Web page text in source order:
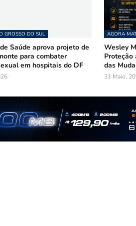
GROSSO DO SUL
Saúde aprova projeto de
para combater
em hospitais do DF
AGORA
Wesley
Proteção
das
31 Maio,